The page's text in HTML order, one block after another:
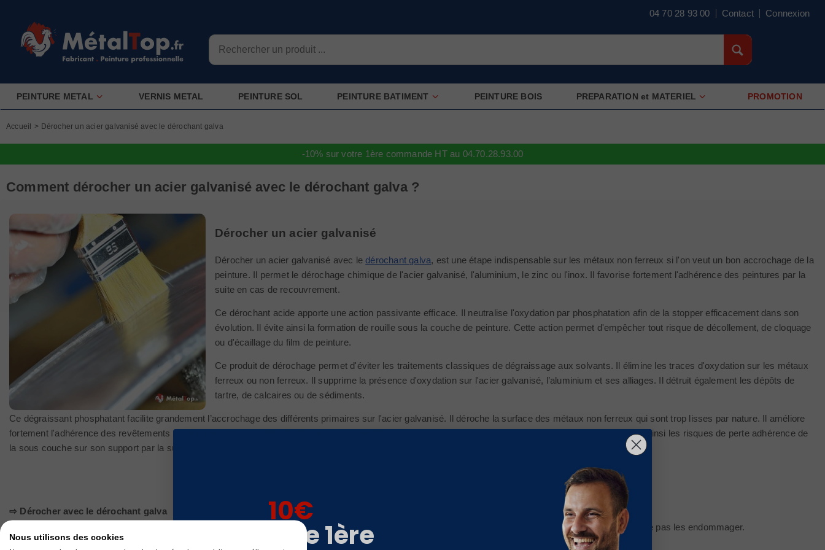
04 70 28 93 00 Contact Connexion
PEINTURE METAL VERNIS METAL PEINTURE SOL PEINTURE BATIMENT PEINTURE BOIS PREPARATION et MATERIEL PROMOTION
Accueil > Dérocher un acier galvanisé avec le dérochant galva
-10% sur votre 1ère commande HT au 04.70.28.93.00
Comment dérocher un acier galvanisé avec le dérochant galva ?
Dérocher un acier galvanisé
Dérocher un acier galvanisé avec ledérochant galva, est une étape indispensable sur les métaux non ferreux si l'on veut un bon accrochage de la
peinture. Il permet le dérochage chimique de l'acier galvanisé, l'aluminium, le zinc ou l'inox. Il favorise fortement l'adhérence des peintures par la
suite en cas de recouvrement.
Ce dérochant acide apporte une action passivante efficace. Il neutralise l'oxydation par phosphatation afin de la stopper efficacement dans son
évolution. Il évite ainsi la formation de rouille sous la couche de peinture. Cette action permet d'empêcher tout risque de décollement, de cloquage
ou d'écaillage du film de peinture.
Ce produit de dérochage permet d'éviter les traitements classiques de dégraissage aux solvants. Il élimine les traces d'oxydation sur les métaux
ferreux ou non ferreux. Il supprime la présence d'oxydation sur l'acier galvanisé, l’aluminium et ses alliages. Il détruit également les dépôts de
tartre, de calcaires ou de sédiments.
Ce dégraissant phosphatant facilite grandement l’accrochage des différents primaires sur l'acier galvanisé. Il déroche la surface des métaux non ferreux qui sont trop lisses par nature. Il améliore
fortement l'adhérence des revêtements sur les supports peu cohésifs. il permet un véritable enracinement actif du film de peinture dans le matériau. Il évite ainsi les risques de perte adhérence de
la sous couche sur son support par la suite.
⇨ Dérocher avec le dérochant galva
, il faut commencer par bien protéger toutes les surfaces non concernées par le traitement pour ne pas les endommager.
Nous utilisons des cookies
10€
sur votre 1ère